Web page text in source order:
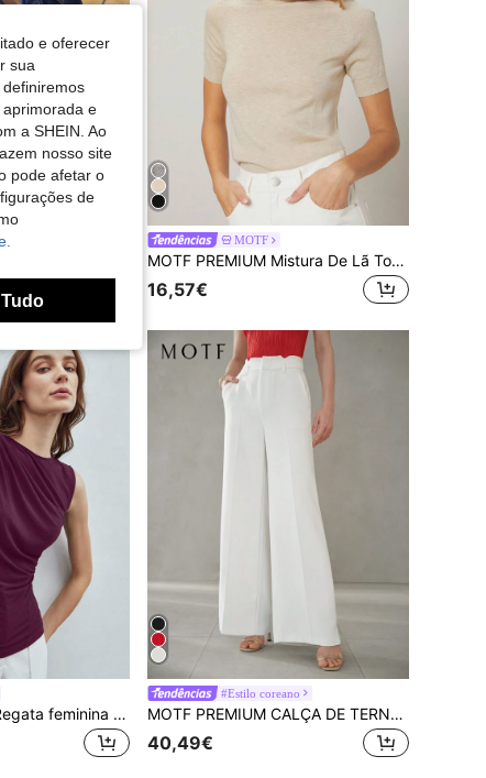
MOTF
MOTF PREMIUM Mistura De Lã Top de Malha
16,57€
MOTF PREMIUM Regata feminina de cor lisa com franzido e modelagem justa
#Estilo coreano
MOTF PREMIUM CALÇA DE TERNO COM COSTURA FRONTAL DE BOLSO INCLINADO SÓLIDO E PERNA RETA
40,49€
e oferecer
sua
e
a SHEIN. Ao
nosso site
pode afetar o
de